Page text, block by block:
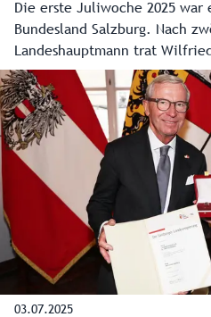
Die erste Juliwoche 2025 war
Bundesland Salzburg. Nach
Landeshauptmann trat
Karoline Edtstadler folgte im
Salzburger Landtag nach. Die
Woche - vom Hearing der
Ehrungsfestakt für den
Video auf Salzburg ON.
03.07.2025